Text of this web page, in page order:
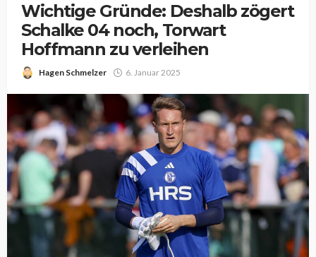
Wichtige Gründe: Deshalb zögert
Schalke 04 noch, Torwart
Hoffmann zu verleihen
Hagen Schmelzer 6. Januar 2025